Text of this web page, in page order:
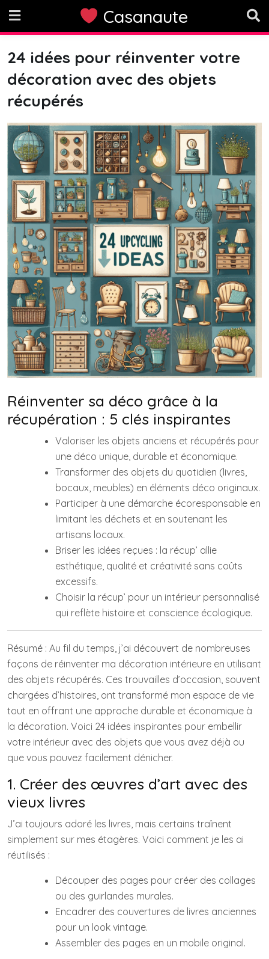
content
Casanaute
24 idées pour réinventer votre
décoration avec des objets
récupérés
Réinventer sa déco grâce à la
récupération : 5 clés inspirantes
Valoriser les objets anciens et récupérés pour
une déco unique, durable et économique.
Transformer des objets du quotidien (livres,
bocaux, meubles) en éléments déco originaux.
Participer à une démarche écoresponsable en
limitant les déchets et en soutenant les
artisans locaux.
Briser les idées reçues : la récup’ allie
esthétique, qualité et créativité sans coûts
excessifs.
Choisir la récup’ pour un intérieur personnalisé
qui reflète histoire et conscience écologique.
Résumé : Au fil du temps, j’ai découvert de nombreuses
façons de réinventer ma décoration intérieure en utilisant
des objets récupérés. Ces trouvailles d’occasion, souvent
chargées d’histoires, ont transformé mon espace de vie
tout en offrant une approche durable et économique à
la décoration. Voici 24 idées inspirantes pour embellir
votre intérieur avec des objets que vous avez déjà ou
que vous pouvez facilement dénicher.
1. Créer des œuvres d’art avec des
vieux livres
J’ai toujours adoré les livres, mais certains traînent
simplement sur mes étagères. Voici comment je les ai
réutilisés :
Découper des pages pour créer des collages
ou des guirlandes murales.
Encadrer des couvertures de livres anciennes
pour un look vintage.
Assembler des pages en un mobile original.